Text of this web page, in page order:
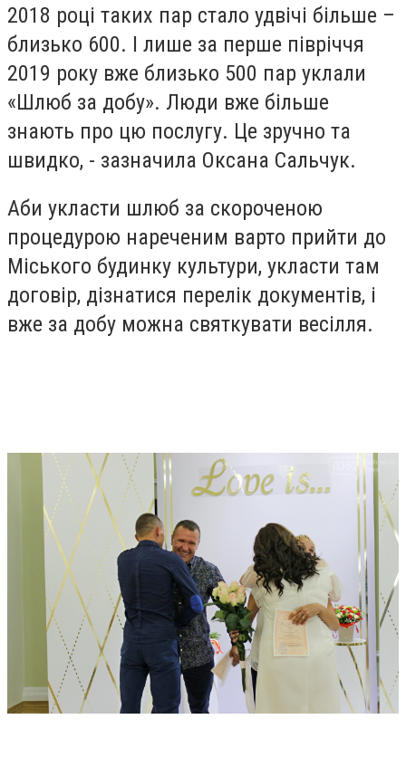
2018 році таких пар стало удвічі більше –
близько 600. І лише за перше півріччя
2019 року вже близько 500 пар уклали
«Шлюб за добу». Люди вже більше
знають про цю послугу. Це зручно та
швидко, - зазначила Оксана Сальчук.
Аби укласти шлюб за скороченою
процедурою нареченим варто прийти до
Міського будинку культури, укласти там
договір, дізнатися перелік документів, і
вже за добу можна святкувати весілля.